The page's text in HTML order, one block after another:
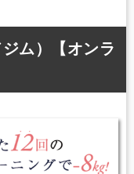
ム）【オンラ